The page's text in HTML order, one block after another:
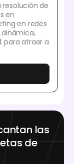
resolución de
en
en redes
dinámica,
para atraer a
las
de